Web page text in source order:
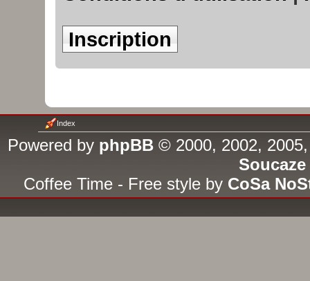
Inscription
Index
Powered by phpBB© 2000, 2002,
Soucaze
Coffee Time - Free style by CoSa